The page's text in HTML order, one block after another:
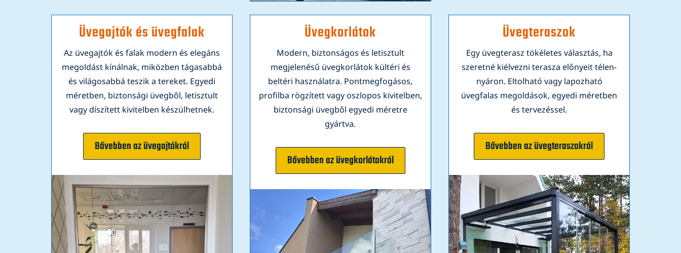
Üvegajtók és üvegfalak
Az üvegajtók és falak modern és elegáns
megoldást kínálnak, miközben tágasabbá
és világosabbá teszik a tereket. Egyedi
méretben, biztonsági üvegből, letisztult
vagy díszített kivitelben készülhetnek.
Bővebben az üvegajtókról
Üvegkorlátok
Modern, biztonságos és letisztult
megjelenésű üvegkorlátok kültéri és
beltéri használatra. Pontmegfogásos,
profilba rögzített vagy oszlopos kivitelben,
biztonsági üvegből egyedi méretre
gyártva.
Bővebben az üvegkorlátokról
Üvegteraszok
Egy üvegterasz tökéletes választás, ha
szeretné kiélvezni terasza előnyeit télen-
nyáron. Eltolható vagy lapozható
üvegfalas megoldások, egyedi méretben
és tervezéssel.
Bővebben az üvegteraszokról